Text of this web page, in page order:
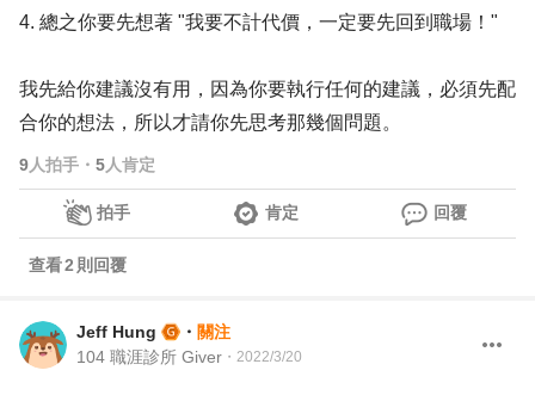
4. 總之你要先想著 "我要不計代價，一定要先回到職場！"
我先給你建議沒有用，因為你要執行任何的建議，必須先配
合你的想法，所以才請你先思考那幾個問題。
9人拍手 ・ 5人肯定
拍手 肯定 回覆
查看2 則回覆
Jeff Hung ・ 關注
104 職涯診所 Giver ・ 2022/3/20